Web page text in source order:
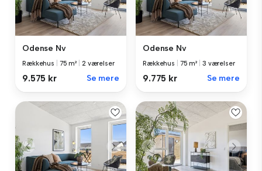
Odense Nv
Rækkehus 75 m² 2 værelser
9.575 kr Se mere
Odense Nv
Rækkehus 75 m² 3 værelser
9.775 kr Se mere